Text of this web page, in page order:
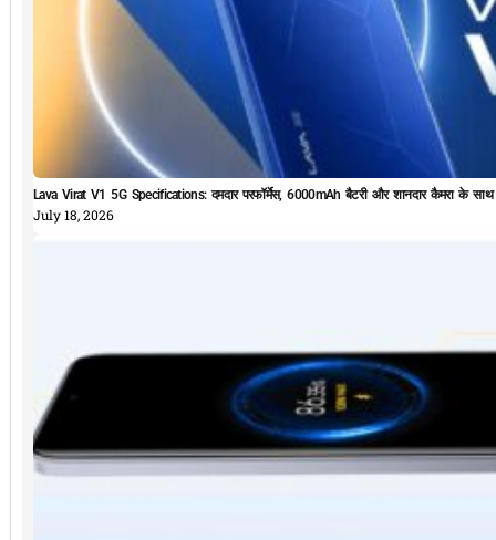
Lava Virat V1 5G Specifications: दमदार परफॉर्मेस, 6000mAh बैटरी और शानदार कैमरा के
July 18, 2026